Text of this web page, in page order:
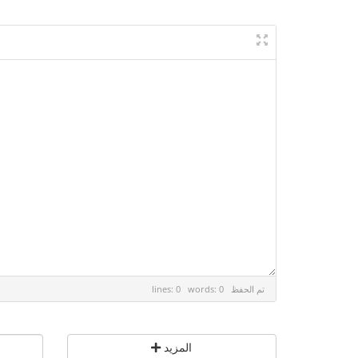
lines: 0 words: 0 تم الحفظ
المزيد